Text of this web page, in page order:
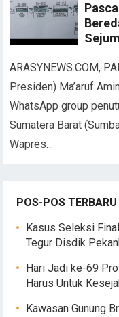
ARASYNEWS.COM,
Presiden) Ma’aruf
WhatsApp group
Sumatera Barat
Wapres…
POS-POS TERBARU
Kasus Seleksi
Tegur Disdik
Hari Jadi ke-69
Harus Untuk
Kawasan Gunung